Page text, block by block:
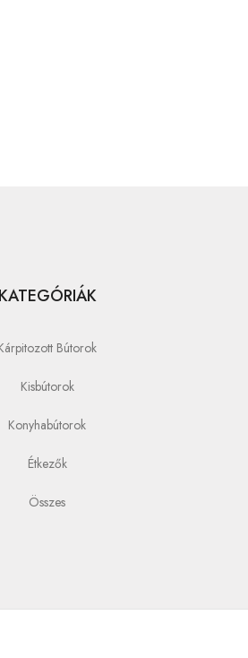
KATEGÓRIÁK
Bútorok
Kisbútorok
Konyhabútorok
Étkezők
Összes